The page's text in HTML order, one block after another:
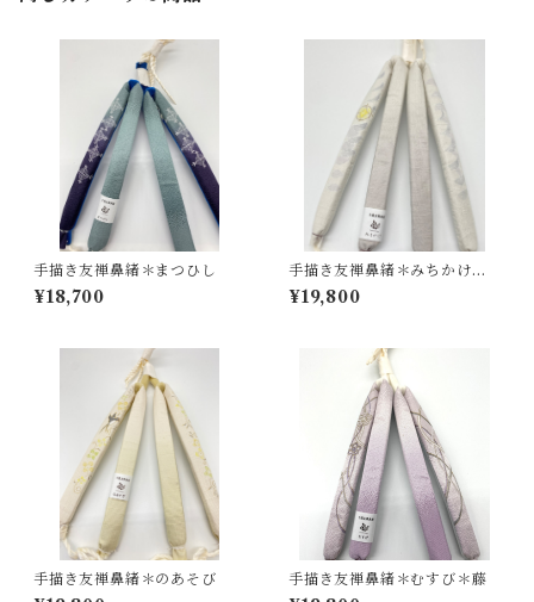
手描き友禅鼻緒＊まつひし
¥18,700
手描き友禅鼻緒＊みちかけ＊
白灰色
¥19,800
手描き友禅鼻緒＊のあそび 手描き友禅鼻緒＊むすび＊藤